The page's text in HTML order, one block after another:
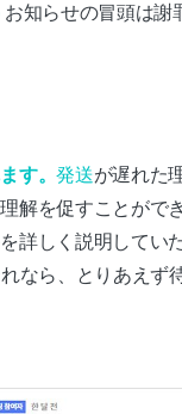
お知らせの冒頭は謝
す。発送が遅れた
解を促すことがで
詳しく説明してい
なら、とりあえず